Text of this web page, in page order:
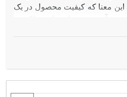
این معنا که کیفیت محصول در یک
نیز بستگی دارد که از آن به
چند مرحله ای یاد می شود.
ادبیات موضوع پایش فرآیندهای
منظور کاهش و رفع این مشکل